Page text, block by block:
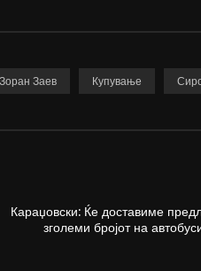
Зоран Заев Купување
Караџовски: Ќе доставиме
зголеми бројот на